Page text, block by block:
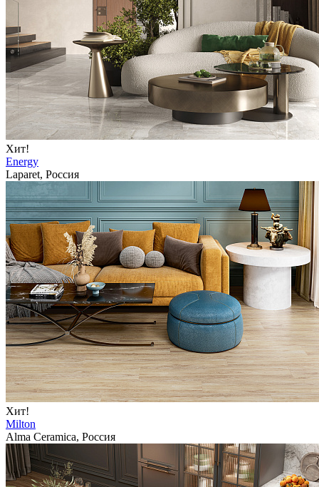
Хит!
Energy
Laparet, Россия
Хит!
Milton
Alma Ceramica, Россия